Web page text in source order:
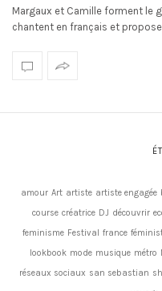
Margaux et Camille forment le
chantent en français et
amour Art artiste artiste engagée
course créatrice DJ découvrir
feminisme Festival france
lookbook mode musique métro
réseaux sociaux san sebastian